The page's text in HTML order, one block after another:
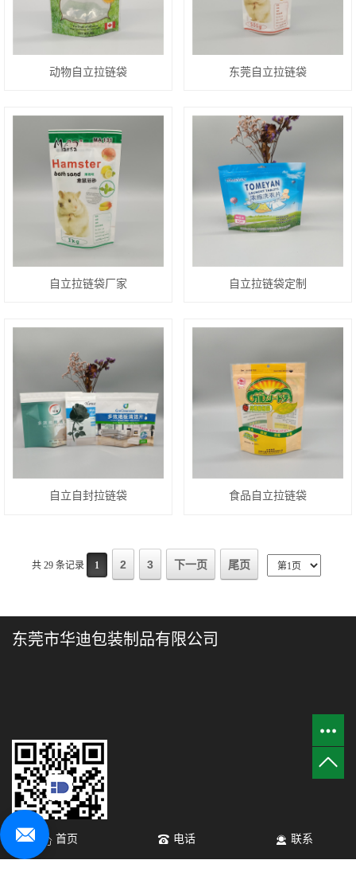
动物自立拉链袋 东莞自立拉链袋
自立拉链袋厂家 自立拉链袋定制
自立自封拉链袋 食品自立拉链袋
共 29 条记录 1 2 3 下一页 尾页
东莞市华迪包装制品有限公司
首页 电话 联系